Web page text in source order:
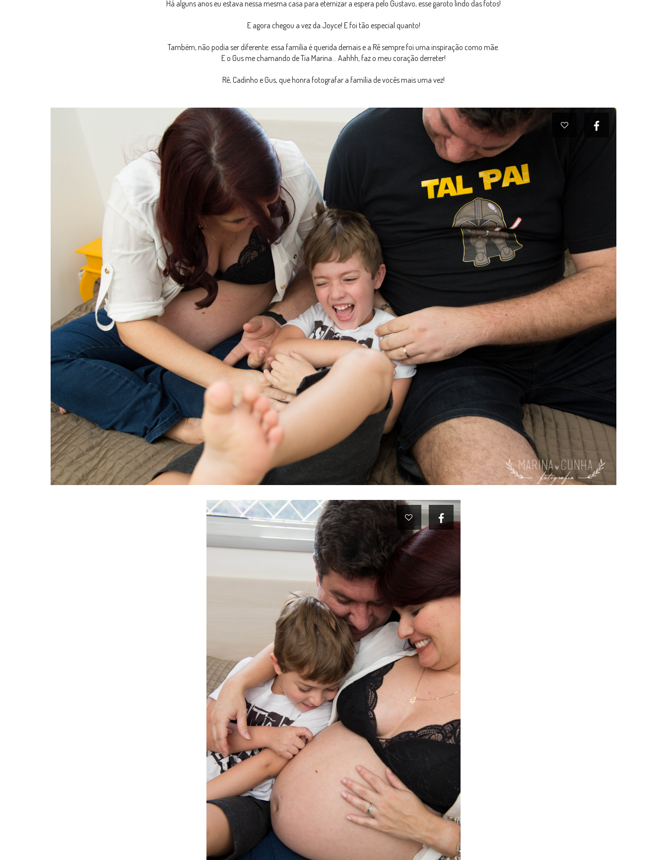
Há alguns anos eu estava nessa mesma casa para eternizar a espera pelo Gustavo, esse garoto lindo das fotos!
E agora chegou a vez da Joyce! E foi tão especial quanto!
Também, não podia ser diferente: essa família é querida demais e a Rê sempre foi uma inspiração como mãe.
E o Gus me chamando de Tia Marina... Aahhh, faz o meu coração derreter!
Rê, Cadinho e Gus, que honra fotografar a família de vocês mais uma vez!